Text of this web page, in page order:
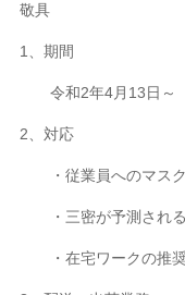
敬具
1、期間
令和2年4月13日～
2、対応
・従業員へのマスク
・三密が予測される
・在宅ワークの推